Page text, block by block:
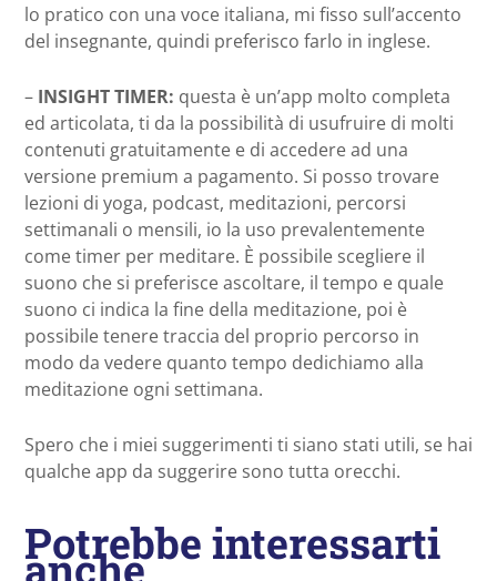
lo pratico con una voce italiana, mi fisso sull’accento
del insegnante, quindi preferisco farlo in inglese.
– INSIGHT TIMER: questa è un’app molto completa
ed articolata, ti da la possibilità di usufruire di molti
contenuti gratuitamente e di accedere ad una
versione premium a pagamento. Si posso trovare
lezioni di yoga, podcast, meditazioni, percorsi
settimanali o mensili, io la uso prevalentemente
come timer per meditare. È possibile scegliere il
suono che si preferisce ascoltare, il tempo e quale
suono ci indica la fine della meditazione, poi è
possibile tenere traccia del proprio percorso in
modo da vedere quanto tempo dedichiamo alla
meditazione ogni settimana.
Spero che i miei suggerimenti ti siano stati utili, se hai
qualche app da suggerire sono tutta orecchi.
Potrebbe interessarti
anche